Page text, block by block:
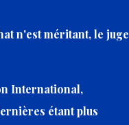
n'est méritant, le juge
International,
étant plus